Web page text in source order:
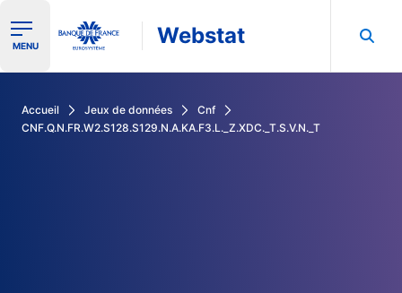
Ouvrir le menu de navigation
MENU Webstat
Accueil Jeux de données
Cnf
CNF.Q.N.FR.W2.S128.S129.N.A.KA.F3.L._Z.XDC._T.S.V.N._T